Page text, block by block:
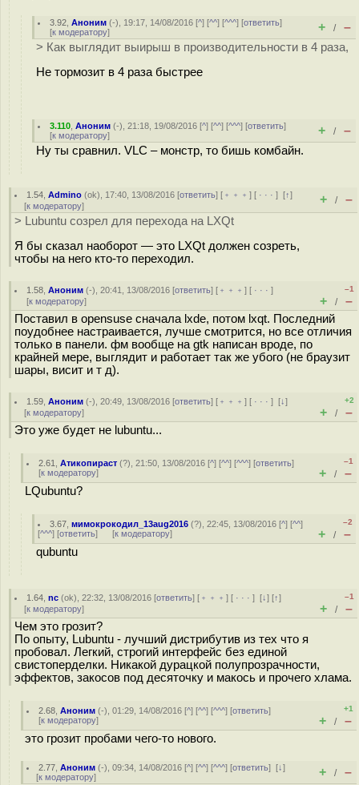
3.92 ,Аноним (-), 19:17, 14/08/2016 [^] [^^] [^^^] [ответить]
[к модератору] + / –
> Как выглядит выирыш в производительности в 4 раза,
Не тормозит в 4 раза быстрее
3.110 ,Аноним (-), 21:18, 19/08/2016 [^] [^^] [^^^] [ответить]
[к модератору] + / –
Ну ты сравнил. VLC – монстр, то бишь комбайн.
1.54 ,Admino (ok), 17:40, 13/08/2016 [ответить] [ ﹢﹢﹢] [ · · ·][↑]
[к модератору] + / –
> Lubuntu созрел для перехода на LXQt
Я бы сказал наоборот — это LXQt должен созреть,
чтобы на него кто-то переходил.
1.58 ,Аноним (-), 20:41, 13/08/2016 [ответить] [ ﹢﹢﹢] [ · · ·]
[к модератору]
–1
+ / –
Поставил в opensuse сначала lxde, потом lxqt. Последний
поудобнее настраивается, лучше смотрится, но все отличия
только в панели. фм вообще на gtk написан вроде, по
крайней мере, выглядит и работает так же убого (не браузит
шары, висит и т д).
1.59 ,Аноним (-), 20:49, 13/08/2016 [ответить] [ ﹢﹢﹢] [ · · ·][↓]
[к модератору]
+2
+ / –
Это уже будет не lubuntu...
2.61 ,Атикопираст (?), 21:50, 13/08/2016 [^] [^^] [^^^] [ответить]
[к модератору]
–1
+ / –
LQubuntu?
3.67 ,мимокрокодил_13aug2016 (?), 22:45, 13/08/2016 [^] [^^]
[^^^] [ответить] [к модератору]
–2
+ / –
qubuntu
1.64 ,nc (ok), 22:32, 13/08/2016 [ответить] [ ﹢﹢﹢] [ · · ·][↓] [↑]
[к модератору]
–1
+ / –
Чем это грозит?
По опыту, Lubuntu - лучший дистрибутив из тех что я
пробовал. Легкий, строгий интерфейс без единой
свистоперделки. Никакой дурацкой полупрозрачности,
эффектов, закосов под десяточку и макось и прочего хлама.
2.68 ,Аноним (-), 01:29, 14/08/2016 [^] [^^] [^^^] [ответить]
[к модератору]
+1
+ / –
это грозит пробами чего-то нового.
2.77 ,Аноним (-), 09:34, 14/08/2016 [^] [^^] [^^^] [ответить][↓]
[к модератору] + / –